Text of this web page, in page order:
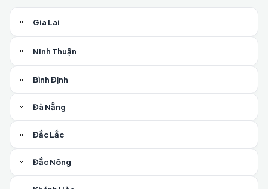
Gia Lai
Ninh Thuận
Bình Định
Đà Nẵng
Đắc Lắc
Đắc Nông